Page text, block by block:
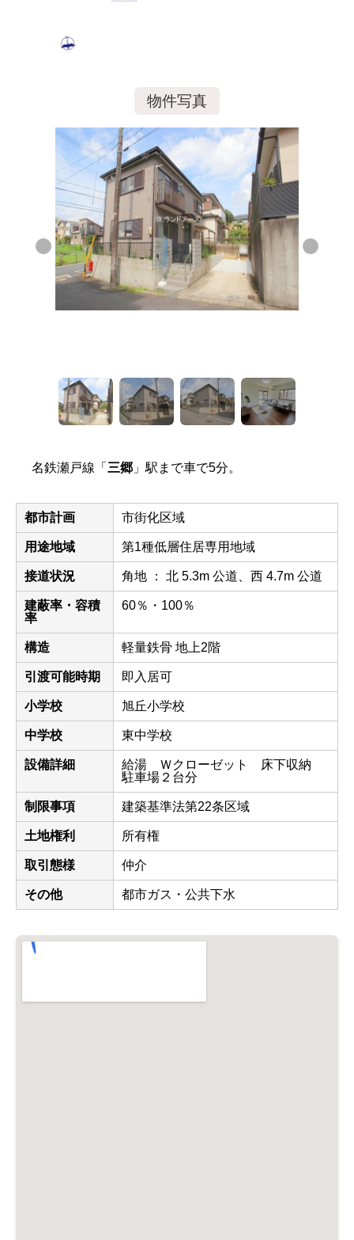
物件写真
名鉄瀬戸線「 三郷 」駅まで車で5分。
都市計画 市街化区域
用途地域 第1種低層住居専用地域
接道状況 角地 ： 北 5.3m 公道、西 4.7m 公道
建蔽率・容積
率
60％・100％
構造 軽量鉄骨 地上2階
引渡可能時期 即入居可
小学校 旭丘小学校
中学校 東中学校
設備詳細
給湯 Ｗクローゼット 床下収納
駐車場２台分
制限事項 建築基準法第22条区域
土地権利 所有権
取引態様 仲介
その他 都市ガス・公共下水